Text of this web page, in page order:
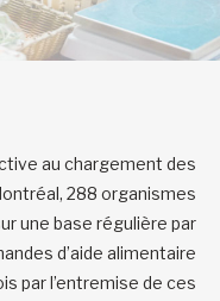
au chargement des
288 organismes
une base régulière par
d’aide alimentaire
par l’entremise de ces